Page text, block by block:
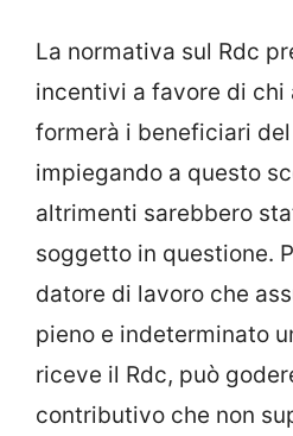
La normativa sul Rdc
incentivi a favore di chi
formerà i beneficiari
impiegando a questo
altrimenti sarebbero
soggetto in questione.
datore di lavoro che
pieno e indeterminato
riceve il Rdc, può
contributivo che non